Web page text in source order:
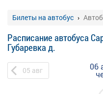
Билеты на автобус
Расписание автобуса
Губаревка д.
05 авг 06